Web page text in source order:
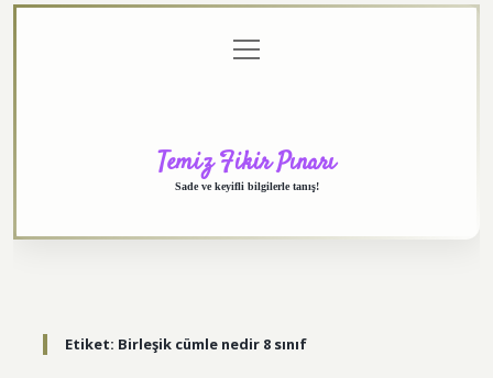
menüyü
aç
Temiz Fikir Pınarı
Sade ve keyifli bilgilerle tanış!
Etiket: Birleşik cümle nedir 8 sınıf